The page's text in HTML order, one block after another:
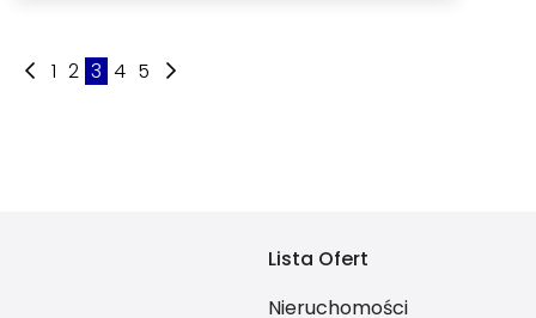
1 2 3 4 5
Lista Ofert
Nieruchomości